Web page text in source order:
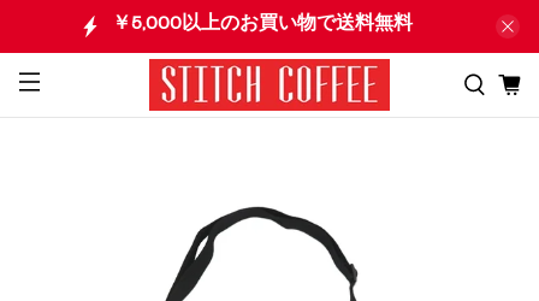
￥5,000以上のお買い物で送料無料